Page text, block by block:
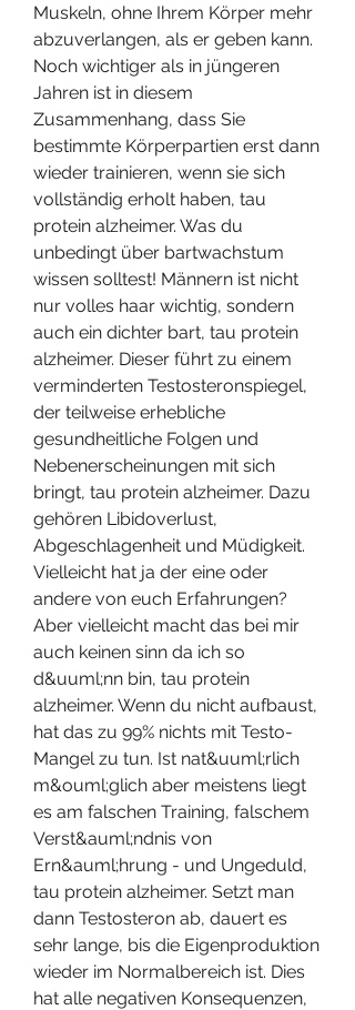
Muskeln, ohne Ihrem Körper mehr
abzuverlangen, als er geben kann.
Noch wichtiger als in jüngeren
Jahren ist in diesem
Zusammenhang, dass Sie
bestimmte Körperpartien erst dann
wieder trainieren, wenn sie sich
vollständig erholt haben, tau
protein alzheimer. Was du
unbedingt über bartwachstum
wissen solltest! Männern ist nicht
nur volles haar wichtig, sondern
auch ein dichter bart, tau protein
alzheimer. Dieser führt zu einem
verminderten Testosteronspiegel,
der teilweise erhebliche
gesundheitliche Folgen und
Nebenerscheinungen mit sich
bringt, tau protein alzheimer. Dazu
gehören Libidoverlust,
Abgeschlagenheit und Müdigkeit.
Vielleicht hat ja der eine oder
andere von euch Erfahrungen?
Aber vielleicht macht das bei mir
auch keinen sinn da ich so
d&uuml;nn bin, tau protein
alzheimer. Wenn du nicht aufbaust,
hat das zu 99% nichts mit Testo-
Mangel zu tun. Ist nat&uuml;rlich
m&ouml;glich aber meistens liegt
es am falschen Training, falschem
Verst&auml;ndnis von
Ern&auml;hrung - und Ungeduld,
tau protein alzheimer. Setzt man
dann Testosteron ab, dauert es
sehr lange, bis die Eigenproduktion
wieder im Normalbereich ist. Dies
hat alle negativen Konsequenzen,